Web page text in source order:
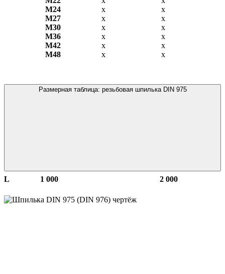
М24
х
х
М27
х
х
М30
х
х
М36
х
х
М42
х
х
М48
х х
Размерная таблица: резьбовая шпилька DIN 975
L 1 000 2 000